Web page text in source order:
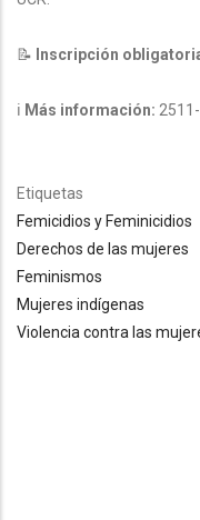
📝 Inscripción
ℹ Más información: 2511-
Etiquetas
Femicidios y Feminicidios
Derechos de las mujeres
Feminismos
Mujeres indígenas
Violencia contra las